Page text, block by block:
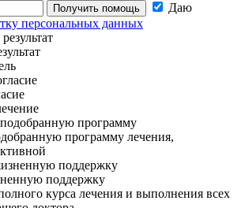
Получить помощь
Даю
персональных данных
программу лечения,
поддержку
курса лечения и выполнения всех